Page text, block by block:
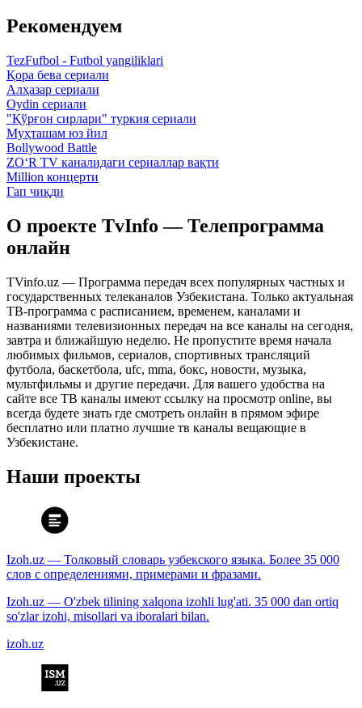
Рекомендуем
TezFufbol - Futbol yangiliklari
Қора бева сериали
Алҳазар сериали
Oydin сериали
"Қўрғон сирлари" туркия сериали
Муҳташам юз йил
Bollywood Battle
ZO‘R TV каналидаги сериаллар вақти
Million концерти
Гап чиқди
О проекте TvInfo — Телепрограмма
онлайн
TVinfo.uz — Программа передач всех популярных частных и
государственных телеканалов Узбекистана. Только актуальная
ТВ-программа с расписанием, временем, каналами и
названиями телевизионных передач на все каналы на сегодня,
завтра и ближайшую неделю. Не пропустите время начала
любимых фильмов, сериалов, спортивных трансляций
футбола, баскетбола, ufc, mma, бокс, новости, музыка,
мультфильмы и другие передачи. Для вашего удобства на
сайте все ТВ каналы имеют ссылку на просмотр online, вы
всегда будете знать где смотреть онлайн в прямом эфире
бесплатно или платно лучшие тв каналы вещающие в
Узбекистане.
Наши проекты
Izoh.uz — Толковый словарь узбекского языка. Более 35 000
слов с определениями, примерами и фразами.
Izoh.uz — O'zbek tilining xalqona izohli lug'ati. 35 000 dan ortiq
so'zlar izohi, misollari va iboralari bilan.
izoh.uz